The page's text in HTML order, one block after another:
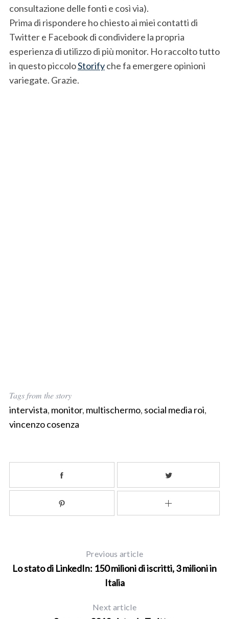
consultazione delle fonti e così via).
Prima di rispondere ho chiesto ai miei contatti di
Twitter e Facebook di condividere la propria
esperienza di utilizzo di più monitor. Ho raccolto tutto
in questo piccoloStorifyche fa emergere opinioni
variegate. Grazie.
Tags from the story
intervista, monitor, multischermo, social media roi,
vincenzo cosenza
Previous article
Lo stato di LinkedIn: 150 milioni di iscritti, 3 milioni in
Italia
Next article
S
e
r
f
r